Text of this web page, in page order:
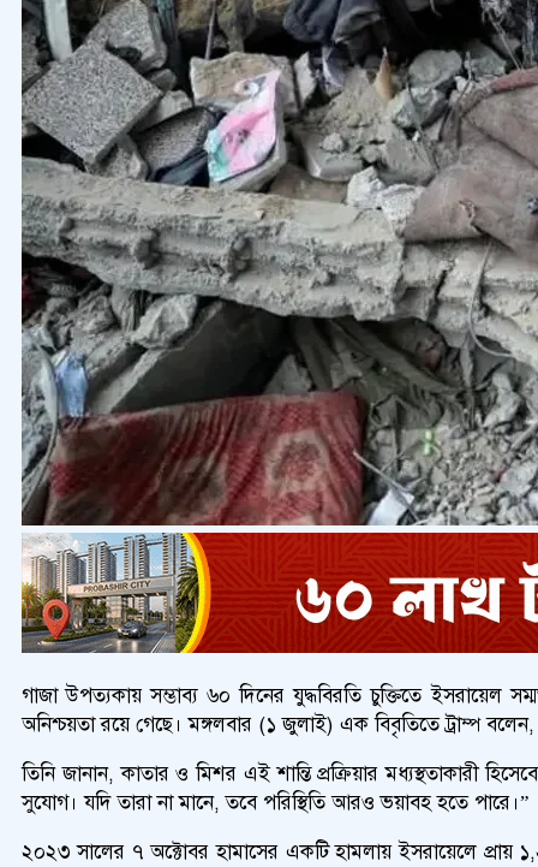
গাজা উপত্যকায় সম্ভাব্য ৬০ দিনের যুদ্ধবিরতি চুক্তিতে ইসরায়েল
অনিশ্চয়তা রয়ে গেছে। মঙ্গলবার (১ জুলাই) এক বিবৃতিতে ট্রাম্প
তিনি জানান, কাতার ও মিশর এই শান্তি প্রক্রিয়ার মধ্যস্থতাকারী
সুযোগ। যদি তারা না মানে, তবে পরিস্থিতি আরও ভয়াবহ হতে পারে।”
২০২৩ সালের ৭ অক্টোবর হামাসের একটি হামলায় ইসরায়েলে প্রায়